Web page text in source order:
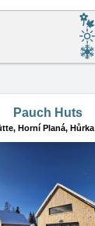
Pauch Huts
Horní Planá, Hůrka